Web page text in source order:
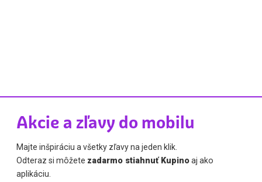
Akcie a zľavy do mobilu
Majte inšpiráciu a všetky zľavy na jeden klik.
Odteraz si môžete zadarmo stiahnuť Kupinoaj ako
aplikáciu.